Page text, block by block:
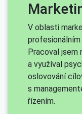
V oblasti
Pracoval jsem
a využíval
oslovování
s
řízením.